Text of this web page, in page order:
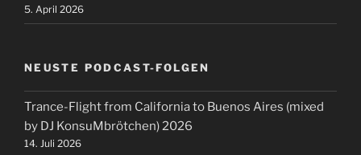
5. April 2026
NEUSTE PODCAST-FOLGEN
Trance-Flight from California to Buenos Aires (mixed
by DJ KonsuMbrötchen) 2026
14. Juli 2026